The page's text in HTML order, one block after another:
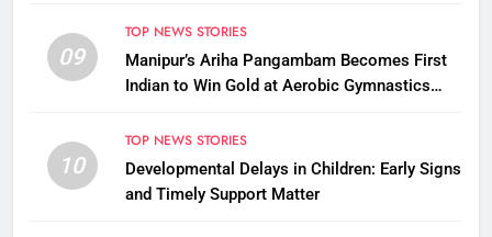
09
TOP NEWS STORIES
Manipur’s Ariha Pangambam Becomes First
Indian to Win Gold at Aerobic Gymnastics
10
TOP NEWS STORIES
Developmental Delays in Children: Early Signs
and Timely Support Matter